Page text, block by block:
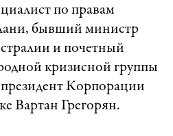
по правам
бывший министр
и почетный
кризисной группы
президент Корпорации
Вартан Грегорян.